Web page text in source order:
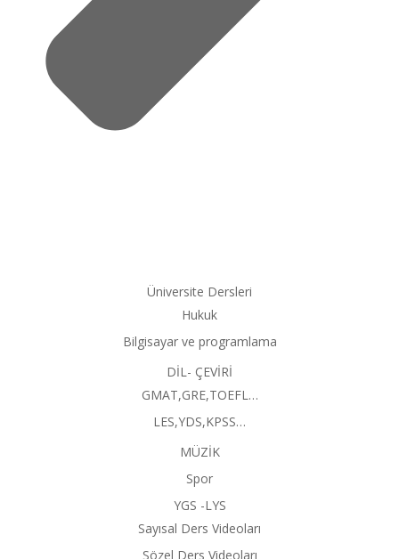
Üniversite Dersleri
Hukuk
Bilgisayar ve programlama
DİL- ÇEVİRİ
GMAT,GRE,TOEFL…
LES,YDS,KPSS…
MÜZİK
Spor
YGS -LYS
Sayısal Ders Videoları
Sözel Ders Videoları